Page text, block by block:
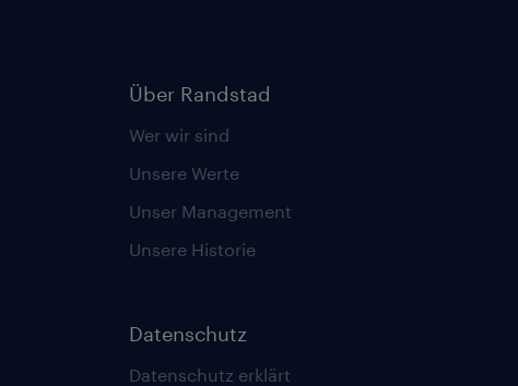
Über Randstad
Wer wir sind
Unsere Werte
Unser Management
Unsere Historie
Datenschutz
Datenschutz erklärt